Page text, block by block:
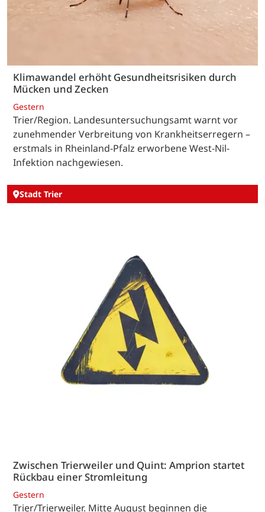
Klimawandel erhöht Gesundheitsrisiken durch
Mücken und Zecken
Gestern
Trier/Region. Landesuntersuchungsamt warnt vor
zunehmender Verbreitung von Krankheitserregern –
erstmals in Rheinland-Pfalz erworbene West-Nil-
Infektion nachgewiesen.
Stadt Trier
Zwischen Trierweiler und Quint: Amprion startet
Rückbau einer Stromleitung
Gestern
Trier/Trierweiler. Mitte August beginnen die